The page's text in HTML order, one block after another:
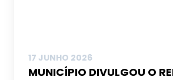
17 JUNHO 2026
MUNICÍPIO DIVULGOU O